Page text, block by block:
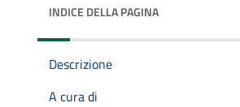
INDICE DELLA PAGINA
Descrizione
A cura di